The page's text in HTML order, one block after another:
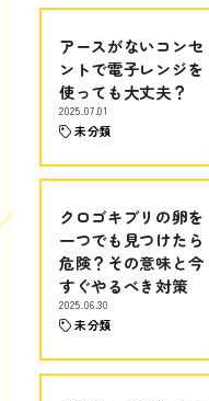
アースがないコンセ
ントで電子レンジを
使っても大丈夫？
2025.07.01
未分類
クロゴキブリの卵を
一つでも見つけたら
危険？その意味と今
すぐやるべき対策
2025.06.30
未分類